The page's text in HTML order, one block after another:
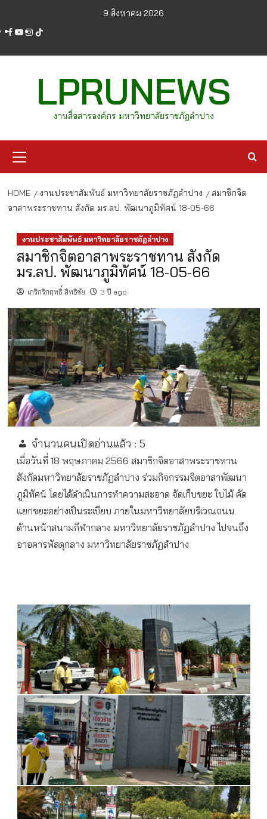
content
9 สิงหาคม 2026
facebook
youtube
instagram
tiktok
LPRUNEWS
งานสื่อสารองค์กร มหาวิทยาลัยราชภัฏลำปาง
Menu
HOME งานประชาสัมพันธ์ มหาวิทยาลัยราชภัฏลำปาง
สมาชิกจิต
อาสาพระราชทาน สังกัด มร.ลป. พัฒนาภูมิทัศน์ 18-05-66
งานประชาสัมพันธ์ มหาวิทยาลัยราชภัฏลำปาง
สมาชิกจิตอาสาพระราชทาน สังกัด
มร.ลป. พัฒนาภูมิทัศน์ 18-05-66
เกริกริกฤทธิ์ สิทธิชัย 3 ปี ago
จำนวนคนเปิดอ่านแล้ว : 5
เมื่อวันที่ 18 พฤษภาคม 2566 สมาชิกจิตอาสาพระราชทาน
สังกัดมหาวิทยาลัยราชภัฏลำปาง ร่วมกิจกรรมจิตอาสาพัฒนา
ภูมิทัศน์ โดยได้ดำเนินการทำความสะอาด จัดเก็บขยะ ใบไม้ คัด
แยกขยะอย่างเป็นระเบียบ ภายในมหาวิทยาลัยบริเวณถนน
ด้านหน้าสนามกีฬากลาง มหาวิทยาลัยราชภัฏลำปาง ไปจนถึง
อาอคารพัสดุกลาง มหาวิทยาลัยราชภัฏลำปาง